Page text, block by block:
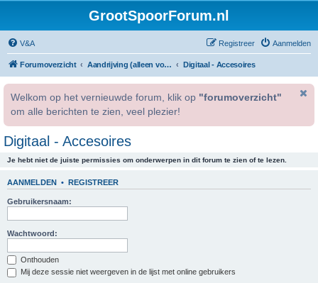
GrootSpoorForum.nl
V&A Aanmelden
Registreer
Forumoverzicht Aandrijving (alleen voor geregistreerde gebruikers). Digitaal - Accesoires
Welkom op het vernieuwde forum, klik op "forumoverzicht"
om alle berichten te zien, veel plezier!
Digitaal - Accesoires
Je hebt niet de juiste permissies om onderwerpen in dit forum te zien of te lezen.
AANMELDEN • REGISTREER
Gebruikersnaam:
Wachtwoord:
Onthouden
Mij deze sessie niet weergeven in de lijst met online gebruikers